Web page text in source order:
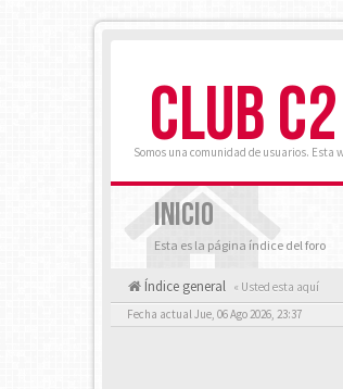
CLUB
Somos una comunidad de usuarios. Esta
INICIO
Esta es la página índice del foro
Índice general « Usted esta aquí
Fecha actual Jue, 06 Ago 2026, 23:37